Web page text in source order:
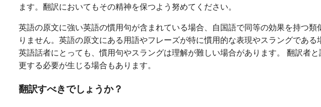
ます。翻訳においてもその精神を保つよう努めてください。
英語の原文に強い英語の慣用句が含まれている場合、自国語で同等の効果を持つ
りません。英語の原文にある用語やフレーズが特に慣用的な表現やスラングであ
英語話者にとっても、慣用句やスラングは理解が難しい場合があります。 翻訳者
更する必要が生じる場合もあります。
翻訳すべきでしょうか？